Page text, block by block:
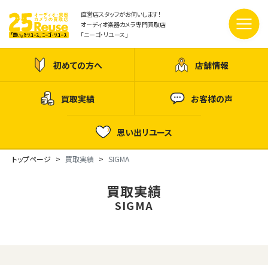
直営店スタッフがお伺いします！
オーディオ楽器カメラ専門買取店
「ニーゴ・リユース」
初めての方へ 店舗情報
買取実績 お客様の声
思い出リユース
トップページ 買取実績 SIGMA
買取実績
SIGMA